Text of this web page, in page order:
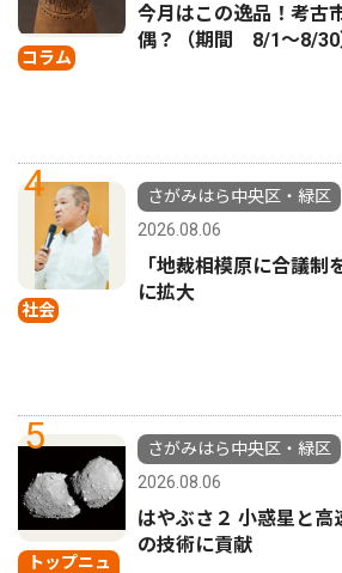
コラム
今月はこの逸品！考
偶？（期間 8/1〜8/30
4
社会
さがみはら中央区・緑区
2026.08.06
「地裁相模原に合議
に拡大
5
トップニュ
さがみはら中央区・緑区
2026.08.06
はやぶさ２ 小惑星と高
の技術に貢献